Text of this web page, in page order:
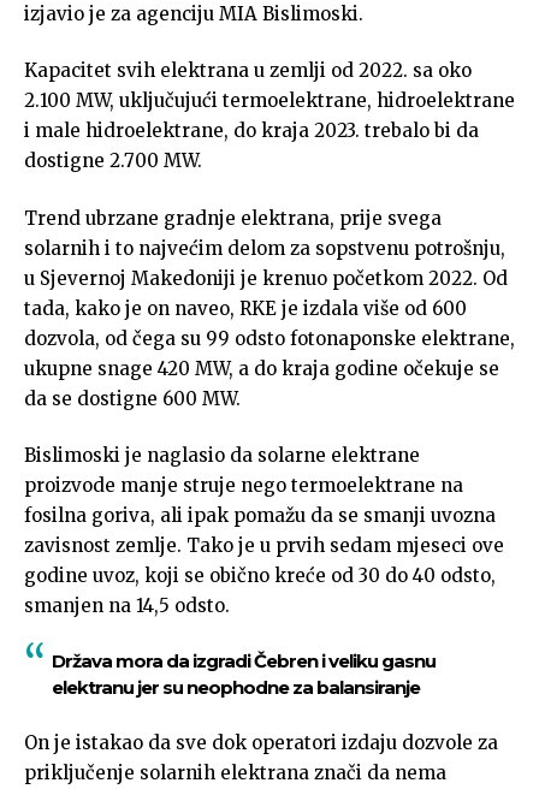
izjavio je za agenciju MIA Bislimoski.
Kapacitet svih elektrana u zemlji od 2022. sa oko
2.100 MW, uključujući termoelektrane, hidroelektrane
i male hidroelektrane, do kraja 2023. trebalo bi da
dostigne 2.700 MW.
Trend ubrzane gradnje elektrana, prije svega
solarnih i to najvećim delom za sopstvenu potrošnju,
u Sjevernoj Makedoniji je krenuo početkom 2022. Od
tada, kako je on naveo, RKE je izdala više od 600
dozvola, od čega su 99 odsto fotonaponske elektrane,
ukupne snage 420 MW, a do kraja godine očekuje se
da se dostigne 600 MW.
Bislimoski je naglasio da solarne elektrane
proizvode manje struje nego termoelektrane na
fosilna goriva, ali ipak pomažu da se smanji uvozna
zavisnost zemlje. Tako je u prvih sedam mjeseci ove
godine uvoz, koji se obično kreće od 30 do 40 odsto,
smanjen na 14,5 odsto.
Država mora da izgradi Čebren i veliku gasnu
elektranu jer su neophodne za balansiranje
On je istakao da sve dok operatori izdaju dozvole za
priključenje solarnih elektrana znači da nema